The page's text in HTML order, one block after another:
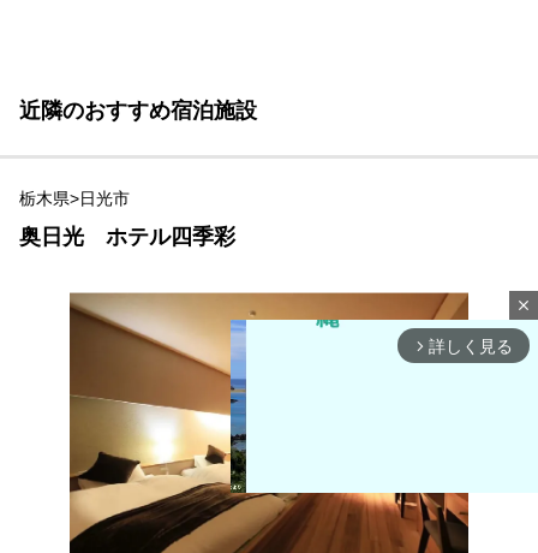
近隣のおすすめ宿泊施設
栃木県>日光市
奥日光 ホテル四季彩
close
arrow_forward_ios 詳しく見る